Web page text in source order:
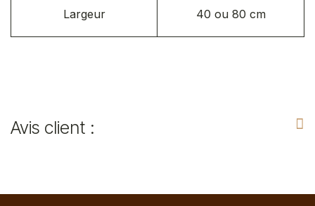
Largeur 40 ou 80 cm
Avis client :